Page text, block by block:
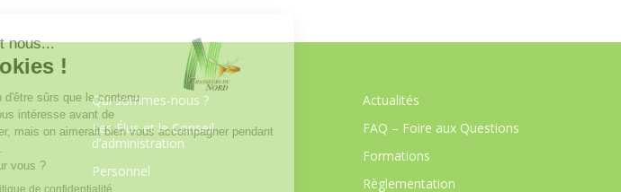
Qui sommes-nous ?
Les Élus et le Conseil
d’administration
Personnel
Actualités
FAQ – Foire aux Questions
Formations
Règlementation